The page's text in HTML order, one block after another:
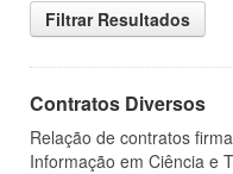
Filtrar Resultados
Contratos Diversos
Relação de contratos
Informação em Ciência e